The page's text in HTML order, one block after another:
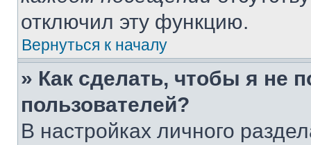
отключил эту функцию.
Вернуться к началу
» Как сделать, чтобы я не
пользователей?
В настройках личного